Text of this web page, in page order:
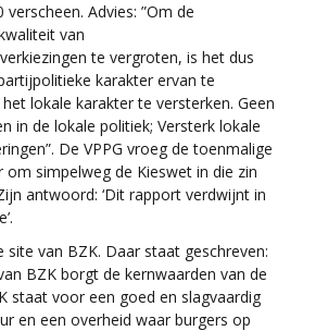
verscheen. Advies: ”Om de
van
te vergroten, is het dus
karakter ervan te
lokale karakter te versterken. Geen
in de lokale politiek; Versterk lokale
De VPPG vroeg de toenmalige
simpelweg de Kieswet in die zin
antwoord: ‘Dit rapport verdwijnt in
site van BZK. Daar staat geschreven:
BZK borgt de kernwaarden van de
staat voor een goed en slagvaardig
en een overheid waar burgers op